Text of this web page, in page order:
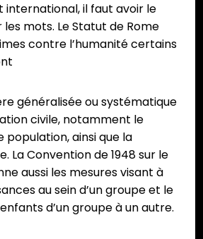
international, il faut avoir le
mots. Le Statut de Rome
contre l’humanité certains
généralisée ou systématique
civile, notamment le
ainsi que la
La Convention de 1948 sur le
aussi les mesures visant à
au sein d’un groupe et le
d’un groupe à un autre.